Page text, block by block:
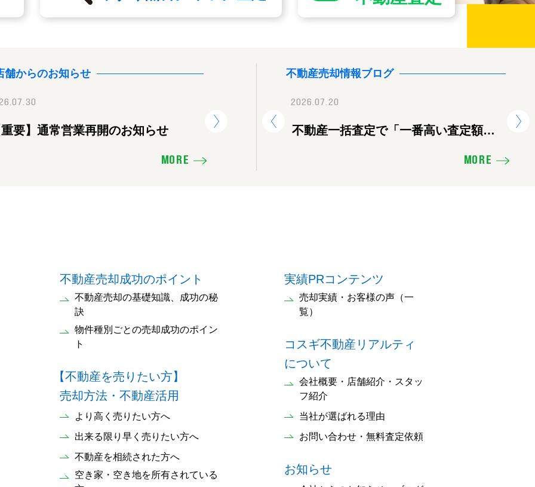
舗からのお知らせ
要】通常営業再開のお知らせ
【重要】地震に伴う臨時休業のお知ら
【重要】地震に伴
MORE
不動産売却情報ブログ
価格を下げたり、販売活動の見直し
2026.07.20
不動産一括査定で「一番高い査定額」
熊
MORE
不動産売却成功のポイント
不動産売却の基礎知識、成功の秘
訣
物件種別ごとの売却成功のポイン
ト
【不動産を売りたい方】
売却方法・不動産活用
より高く売りたい方へ
出来る限り早く売りたい方へ
不動産を相続された方へ
空き家・空き地を所有されている
実績PRコンテンツ
売却実績・お客様の声（一
覧）
コスギ不動産リアルティ
について
会社概要・店舗紹介・スタッ
フ紹介
当社が選ばれる理由
お問い合わせ・無料査定依頼
お知らせ